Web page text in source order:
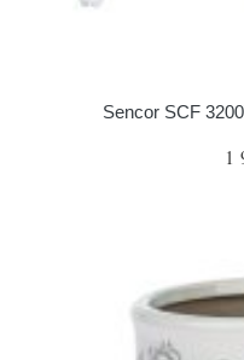
Sencor SCF
1